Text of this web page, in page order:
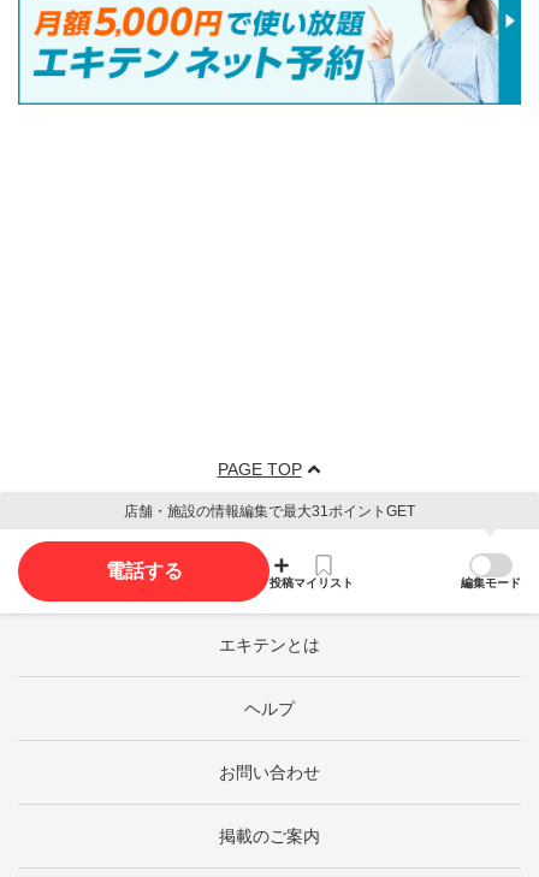
PAGE TOP
店舗・施設の情報編集で最大31ポイントGET
電話する
投稿マイリスト 編集モード
エキテンとは
ヘルプ
お問い合わせ
掲載のご案内